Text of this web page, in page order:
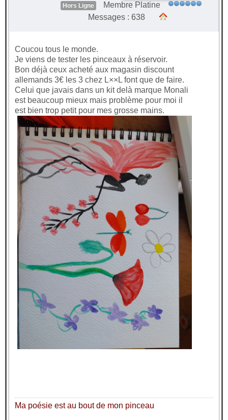
Hors Ligne
Membre Platine
Messages : 638
Coucou tous le monde.
Je viens de tester les pinceaux à réservoir.
Bon déjà ceux acheté aux magasin discount
allemands 3€ les 3 chez L××L font que de faire.
Celui que javais dans un kit delà marque Monali
est beaucoup mieux mais problème pour moi il
est bien trop petit pour mes grosse mains.
Ma poésie est au bout de mon pinceau